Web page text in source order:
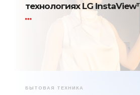
технологиях LG
БЫТОВАЯ ТЕХНИКА